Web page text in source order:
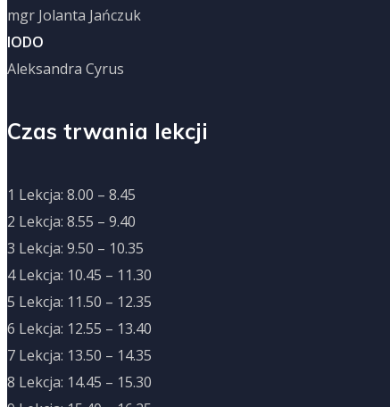
mgr Jolanta Jańczuk
IODO
Aleksandra Cyrus
Czas trwania lekcji
1 Lekcja: 8.00 – 8.45
2 Lekcja: 8.55 – 9.40
3 Lekcja: 9.50 – 10.35
4 Lekcja: 10.45 – 11.30
5 Lekcja: 11.50 – 12.35
6 Lekcja: 12.55 – 13.40
7 Lekcja: 13.50 – 14.35
8 Lekcja: 14.45 – 15.30